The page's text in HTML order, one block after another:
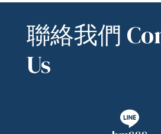
聯絡我們
Us